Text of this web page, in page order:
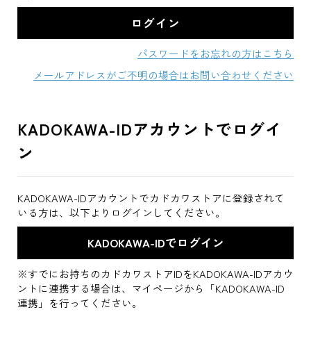
パスワードをお忘れの方はこちら
メールアドレスがご不明の場合はお問い合わせください
KADOKAWA-IDアカウントでログイ
ン
KADOKAWA-IDアカウントでカドカワストアに登録されて
いる方は、以下よりログインしてください。
※すでにお持ちのカドカワストアIDをKADOKAWA-IDアカウ
ントに連携する場合は、マイページから「KADOKAWA-ID
連携」を行ってください。